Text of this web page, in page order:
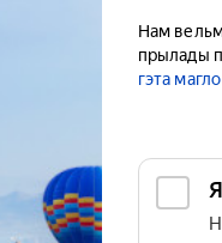
Нам
прылады
гэта